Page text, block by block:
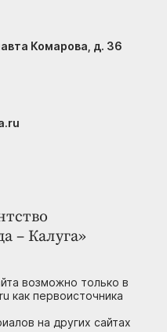
– Калуга»
возможно только в
как первоисточника
на других сайтах
Комарова, д. 36